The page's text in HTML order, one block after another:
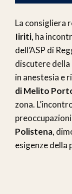
La consigliera
Iiriti, ha
dell’ASP di
discutere della
in anestesia e
di Melito
zona.
Polistena,
esigenze della